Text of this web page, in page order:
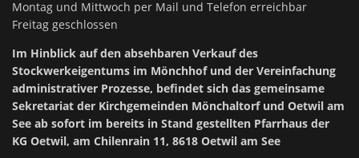
Montag und Mittwoch per Mail und Telefon erreichbar
Freitag geschlossen
Im Hinblick auf den absehbaren Verkauf des
Stockwerkeigentums im Mönchhof und der Vereinfachung
administrativer Prozesse, befindet sich das gemeinsame
Sekretariat der Kirchgemeinden Mönchaltorf und Oetwil am
See ab sofort im bereits in Stand gestellten Pfarrhaus der
KG Oetwil, am Chilenrain 11, 8618 Oetwil am See